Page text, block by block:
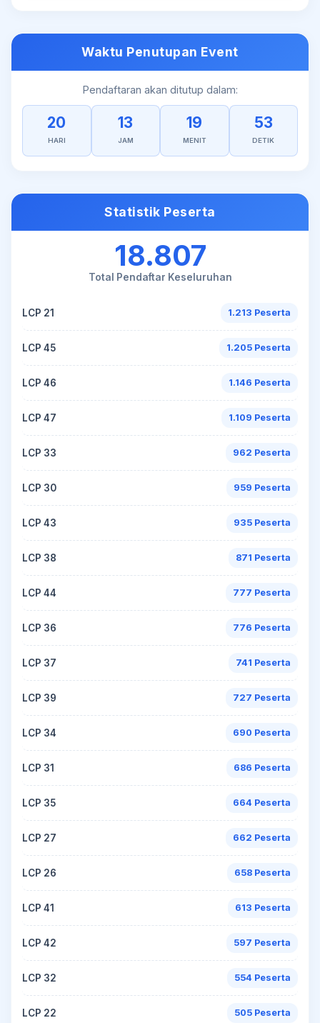
Waktu Penutupan Event
Pendaftaran akan ditutup dalam:
20
HARI
13
JAM
19
MENIT
53
DETIK
Statistik Peserta
18.807
Total Pendaftar Keseluruhan
LCP 21 1.213 Peserta
LCP 45 1.205 Peserta
LCP 46 1.146 Peserta
LCP 47 1.109 Peserta
LCP 33 962 Peserta
LCP 30 959 Peserta
LCP 43 935 Peserta
LCP 38 871 Peserta
LCP 44 777 Peserta
LCP 36 776 Peserta
LCP 37 741 Peserta
LCP 39 727 Peserta
LCP 34 690 Peserta
LCP 31 686 Peserta
LCP 35 664 Peserta
LCP 27 662 Peserta
LCP 26 658 Peserta
LCP 41 613 Peserta
LCP 42 597 Peserta
LCP 32 554 Peserta
LCP 22 505 Peserta